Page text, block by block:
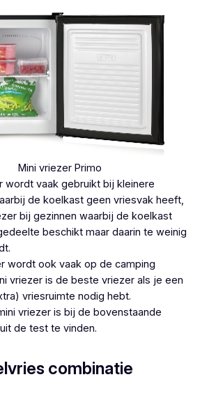
Mini vriezer Primo
wordt vaak gebruikt bij kleinere
de koelkast geen vriesvak heeft,
bij gezinnen waarbij de koelkast
beschikt maar daarin te weinig
wordt ook vaak op de camping
vriezer is de beste vriezer als je een
vriesruimte nodig hebt.
vriezer is bij de bovenstaande
de test te vinden.
combinatie